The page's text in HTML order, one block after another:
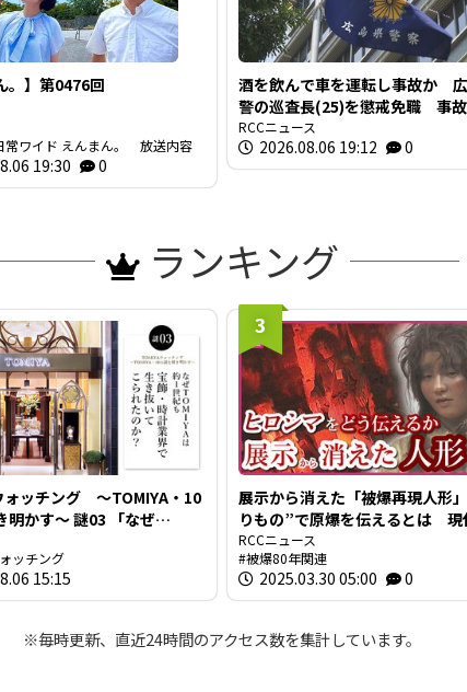
。】第0476回
常ワイド えんまん。 放送内容
19:30 0
酒を飲んで車を運転し事故か
警の巡査長(25)を懲戒免職 事
間半前に“飲食店で飲酒” 基準値
のアルコール検知
RCCニュース
2026.08.06 19:12 0
ランキング
ォッチング ～TOMIYA・10
～ 謎03 「なぜ
1世紀も宝飾・時計業界で
られたのか？」
ッチング
15:15
3
展示から消えた「被爆再現人形
りもの”で原爆を伝えるとは 現
ト作家が調査研究 人形の持つ “
“危うさ”
RCCニュース
被爆80年関連
2025.03.30 05:00 0
※毎時更新、直近24時間のアクセス数を集計しています。